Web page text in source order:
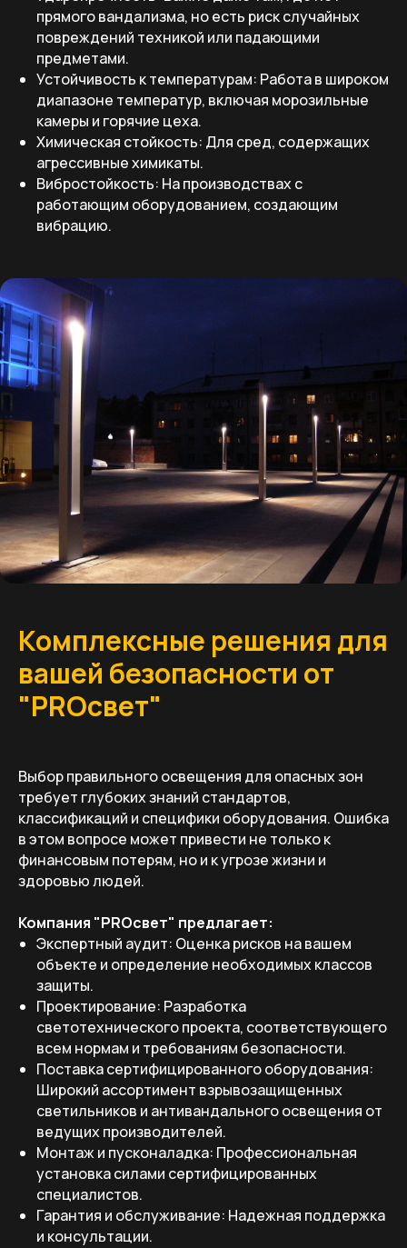
прямого вандализма, но есть риск случайных
повреждений техникой или падающими
предметами.
Устойчивость к температурам: Работа в широком
диапазоне температур, включая морозильные
камеры и горячие цеха.
Химическая стойкость: Для сред, содержащих
агрессивные химикаты.
Вибростойкость: На производствах с
работающим оборудованием, создающим
вибрацию.
Комплексные решения для
вашей безопасности от
"PROсвет"
Выбор правильного освещения для опасных зон
требует глубоких знаний стандартов,
классификаций и специфики оборудования. Ошибка
в этом вопросе может привести не только к
финансовым потерям, но и к угрозе жизни и
здоровью людей.
Компания "PROсвет" предлагает:
Экспертный аудит: Оценка рисков на вашем
объекте и определение необходимых классов
защиты.
Проектирование: Разработка
светотехнического проекта, соответствующего
всем нормам и требованиям безопасности.
Поставка сертифицированного оборудования:
Широкий ассортимент взрывозащищенных
светильников и антивандального освещения от
ведущих производителей.
Монтаж и пусконаладка: Профессиональная
установка силами сертифицированных
специалистов.
Гарантия и обслуживание: Надежная поддержка
и консультации.